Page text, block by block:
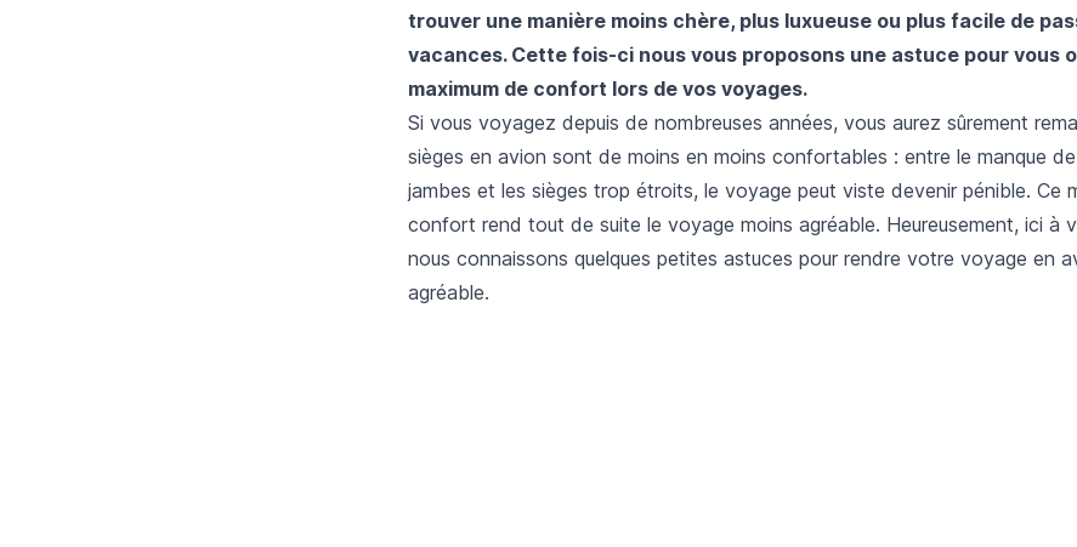
trouver une manière moins chère, plus luxueuse ou plus facile de
vacances. Cette fois-ci nous vous proposons une astuce pour vous
maximum de confort lors de vos voyages.
Si vous voyagez depuis de nombreuses années, vous aurez sûrement
sièges en avion sont de moins en moins confortables : entre le manque
jambes et les sièges trop étroits, le voyage peut viste devenir pénible. Ce
confort rend tout de suite le voyage moins agréable. Heureusement, ici à
nous connaissons quelques petites astuces pour rendre votre voyage en
agréable.